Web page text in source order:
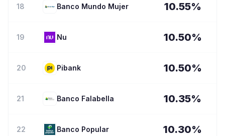
18 Banco Mundo Mujer 10.55%
19 Nu 10.50%
20 Pibank 10.50%
21 Banco Falabella 10.35%
22 Banco Popular 10.30%